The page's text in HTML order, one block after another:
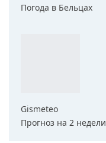
Погода в Бельцах
Gismeteo
Прогноз на 2 недели